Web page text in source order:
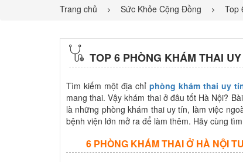
Trang chủ Sức Khỏe Cộng Đồng Top
TOP 6 PHÒNG KHÁM THAI
Tìm kiếm một địa chỉ phòng khám thai uy
mang thai. Vậy khám thai ở đâu tốt Hà Nội?
là những phòng khám thai uy tín, làm việc
bệnh viện lớn mở ra để làm thêm. Hãy cùng
6 PHÒNG KHÁM THAI Ở HÀ NỘI